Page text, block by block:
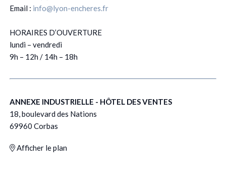
Email : info@lyon-encheres.fr
HORAIRES D’OUVERTURE
lundi – vendredi
9h – 12h / 14h – 18h
ANNEXE INDUSTRIELLE - HÔTEL DES VENTES
18, boulevard des Nations
69960 Corbas
Afficher le plan